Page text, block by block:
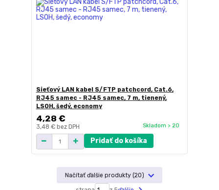
Sieťový LAN kabel S/FTP patchcord, Cat.6,
RJ45 samec - RJ45 samec, 7 m, tienený,
LSOH, šedý, economy
4,28 €
3,48 € bez DPH Skladom > 20
Pridať do košíka
Načítať ďalšie produkty (20)